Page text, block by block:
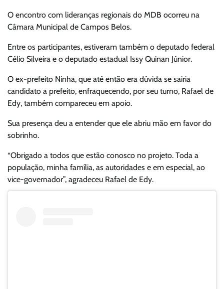
O encontro com lideranças regionais do MDB ocorreu na
Câmara Municipal de Campos Belos.
Entre os participantes, estiveram também o deputado federal
Célio Silveira e o deputado estadual Issy Quinan Júnior.
O ex-prefeito Ninha, que até então era dúvida se sairia
candidato a prefeito, enfraquecendo, por seu turno, Rafael de
Edy, também compareceu em apoio.
Sua presença deu a entender que ele abriu mão em favor do
sobrinho.
“Obrigado a todos que estão conosco no projeto. Toda a
população, minha família, as autoridades e em especial, ao
vice-governador”, agradeceu Rafael de Edy.